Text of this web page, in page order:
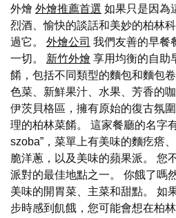
外燴 外燴推薦首選 如果只是因為
烈酒、愉快的談話和美妙的柏林
過它。 外燴公司 我們友善的早餐
一切。 新竹外燴 享用均衡的自助
餚，包括不同類型的麵包和麵包
色菜、新鮮果汁、水果、芳香的
伊茨貝格區，擁有原始的復古氛
理的柏林菜餚。 這家餐廳的名字
szoba”，菜單上有美味的麵疙瘩
脆洋蔥，以及美味的蘋果派。 您
派對的最佳地點之一。 你餓了嗎
美味的開胃菜、主菜和甜點。 如
步時感到飢餓，您可能會想在柏